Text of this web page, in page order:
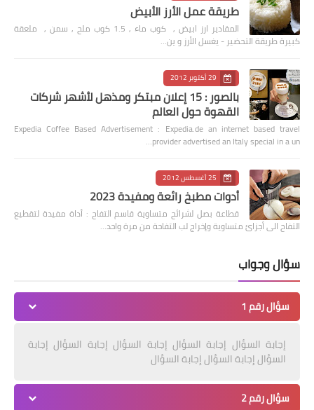
طريقة عمل الأرز الأبيض
المقادير ارز ابيض , كوب ماء , 1.5 كوب ملح , سمن , ملعقة
كبيرة طريقة التحضير - يغسل الأرز و ين…
29 أكتوبر 2012
بالصور : 15 إعلان مبتكر ومذهل لأشهر شركات
القهوة حول العالم
Expedia Coffee Based Advertisement : Expedia.de an internet based travel
provider advertised an Italy special in a un…
25 أغسطس 2012
أدوات مطبخ رائعة ومفيدة 2023
قطاعة بصل لشرائح متساوية قاسم التفاح : أداة مفيدة لتقطيع
التفاح الى أجزائ متساوية وإخراج لب التفاحة من مرة واحد…
سؤال وجواب
سؤال رقم 1
إجابة السؤال إجابة السؤال إجابة السؤال إجابة السؤال إجابة
السؤال إجابة السؤال إجابة السؤال
سؤال رقم 2